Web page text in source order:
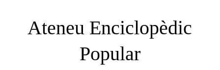
Ateneu Enciclopèdic
Popular